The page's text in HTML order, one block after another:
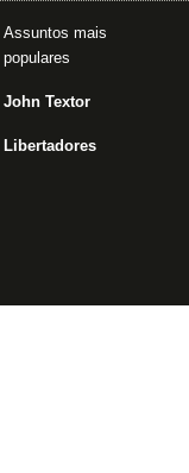
Assuntos mais
populares
John Textor
Libertadores